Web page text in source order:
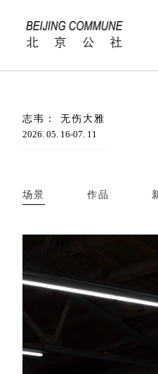
志韦： 无伤大雅
2026. 05. 16-07. 11
场景 作品